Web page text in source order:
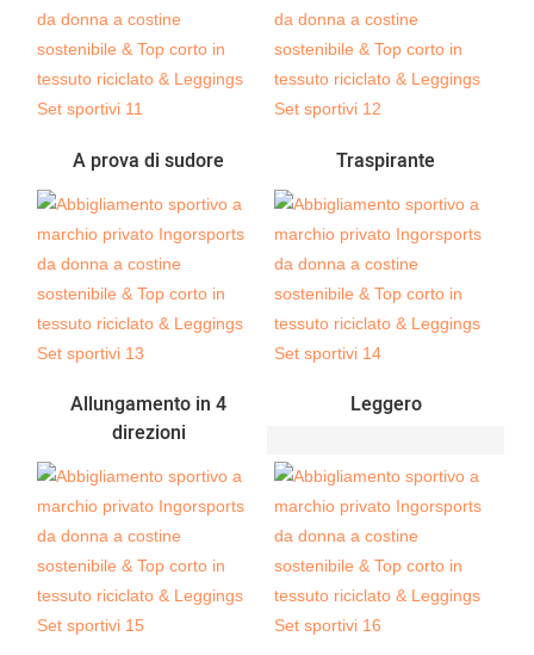
A prova di sudore Traspirante
Allungamento in 4
direzioni
Leggero